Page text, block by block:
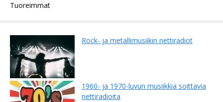
Tuoreimmat
Rock- ja metallimusiikin nettiradiot
1960- ja 1970-luvun musiikkia soittavia
nettiradioita